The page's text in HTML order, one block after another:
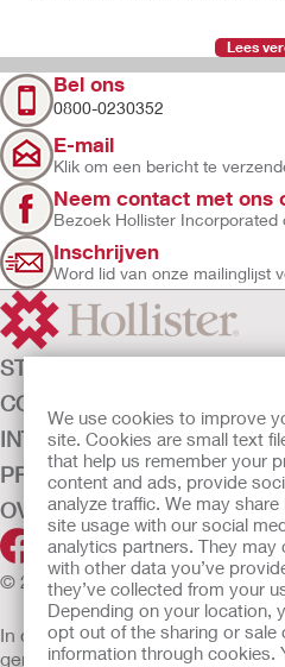
We use cookies to improve
site. Cookies are small text
that help us remember your
content and ads, provide
analyze traffic. We may
site usage with our social
analytics partners. They
with other data you’ve
they’ve collected from your
Depending on your location,
opt out of the sharing or sale
information through cookies.
Lees
Bel ons
0800-0230352
E-mail
Klik om een bericht te
Neem contact met ons
Bezoek Hollister Incorporated
Inschrijven
Word lid van onze mailinglijst
STOMAZORG
CONTINENTIEZORG
INTENSIEVE ZORG
PRODUCTEN
OVER ONS
© 2026 Hollister Incorporated
In de EU verkochte medische
gemarkeerd te zijn met een van